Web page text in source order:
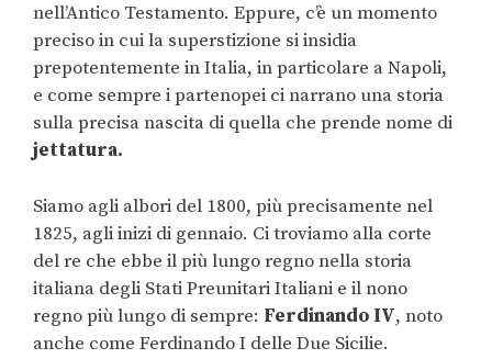
nell’Antico Testamento. Eppure, c’è un momento
preciso in cui la superstizione si insidia
prepotentemente in Italia, in particolare a Napoli,
e come sempre i partenopei ci narrano una storia
sulla precisa nascita di quella che prende nome di
jettatura.
Siamo agli albori del 1800, più precisamente nel
1825, agli inizi di gennaio. Ci troviamo alla corte
del re che ebbe il più lungo regno nella storia
italiana degli Stati Preunitari Italiani e il nono
regno più lungo di sempre: Ferdinando IV, noto
anche come Ferdinando I delle Due Sicilie.